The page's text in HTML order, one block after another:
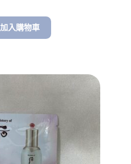
加入購物車